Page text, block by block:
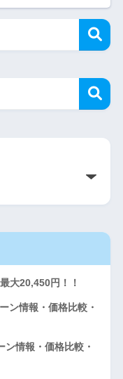
大20,450円！！
情報・価格比較・
情報・価格比較・